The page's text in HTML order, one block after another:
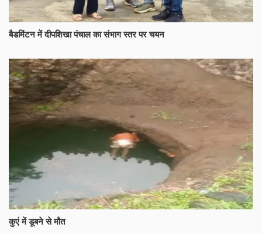
बैडमिंटन में दीपशिखा पंचाल का संभाग स्तर पर चयन
कुएं में डूबने से मौत